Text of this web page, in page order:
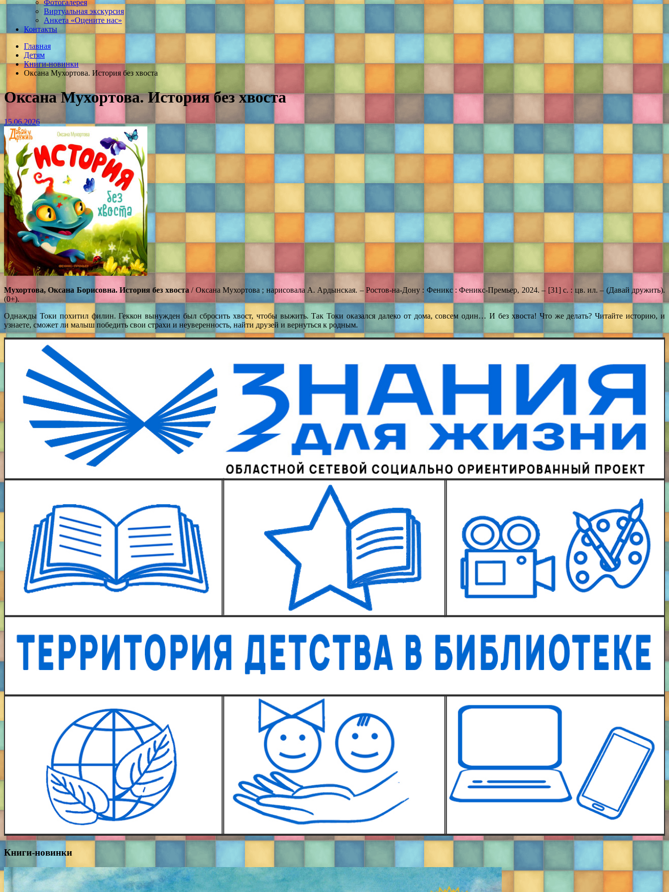
Фотогалерея
Виртуальная экскурсия
Анкета «Оцените нас»
Контакты
Главная
Детям
Книги-новинки
Оксана Мухортова. История без хвоста
Оксана Мухортова. История без хвоста
15.06.2026
Мухортова, Оксана Борисовна. История без хвоста / Оксана Мухортова ; нарисовала А. Ардынская. – Ростов-на-Дону : Феникс : Феникс-Премьер, 2024. – [31] с. : цв. ил. – (Давай дружить).
(0+).
Однажды Токи похитил филин. Геккон вынужден был сбросить хвост, чтобы выжить. Так Токи оказался далеко от дома, совсем один… И без хвоста! Что же делать? Читайте историю, и
узнаете, сможет ли малыш победить свои страхи и неуверенность, найти друзей и вернуться к родным.
Книги-новинки